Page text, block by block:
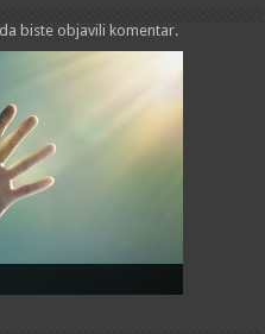
da biste objavili komentar.